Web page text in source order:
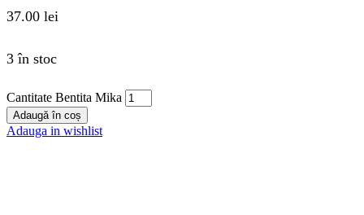
37.00 lei
3 în stoc
Cantitate Bentita Mika
Adaugă în coș
Adauga in wishlist